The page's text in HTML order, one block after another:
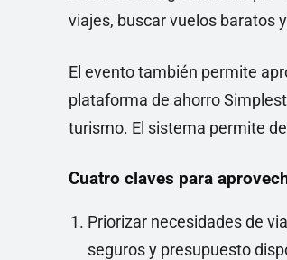
viajes, buscar vuelos baratos
El evento también permite
plataforma de ahorro
turismo. El sistema permite
Cuatro claves para
Priorizar necesidades de
seguros y presupuesto